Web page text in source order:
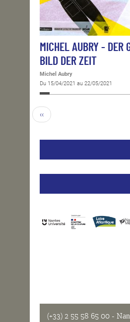
MICHEL AUBRY - DER
BILD DER ZEIT
Michel Aubry
Du 15/04/2021 au 22/05/2021
‹‹
(+33) 2 55 58 65 00 -